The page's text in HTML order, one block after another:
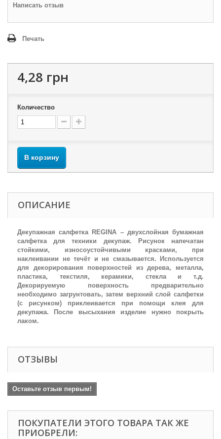
Написать отзыв
Печать
4,28 грн
Количество
В корзину
ОПИСАНИЕ
Декупажная салфетка REGINA – двухслойная бумажная
салфетка для техники декупаж. Рисунок напечатан
стойкими, износоустойчивыми красками, при
наклеивании не течёт и не смазывается. Используется
для декорирования поверхностей из дерева, металла,
пластика, текстиля, керамики, стекла и т.д.
Декорируемую поверхность предварительно
необходимо загрунтовать, затем верхний слой салфетки
(с рисунком) приклеивается при помощи клея для
декупажа. После высыхания изделие нужно покрыть
лаком.
ОТЗЫВЫ
Оставьте отзыв первым!
ПОКУПАТЕЛИ ЭТОГО ТОВАРА ТАК ЖЕ
ПРИОБРЕЛИ: